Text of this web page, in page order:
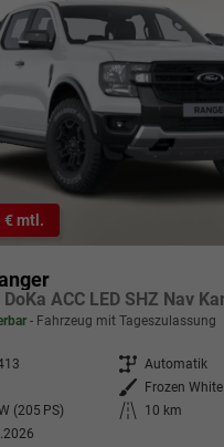
€ mtl.
Fahrzeug mit Tageszulassung
Getriebe Automatik
Außenfarbe
Frozen White
(205 PS) Kilometerstand
10 km